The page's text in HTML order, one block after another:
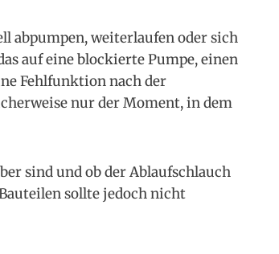
abpumpen, weiterlaufen oder sich
auf eine blockierte Pumpe, einen
Fehlfunktion nach der
nur der Moment, in dem
sind und ob der Ablaufschlauch
sollte jedoch nicht